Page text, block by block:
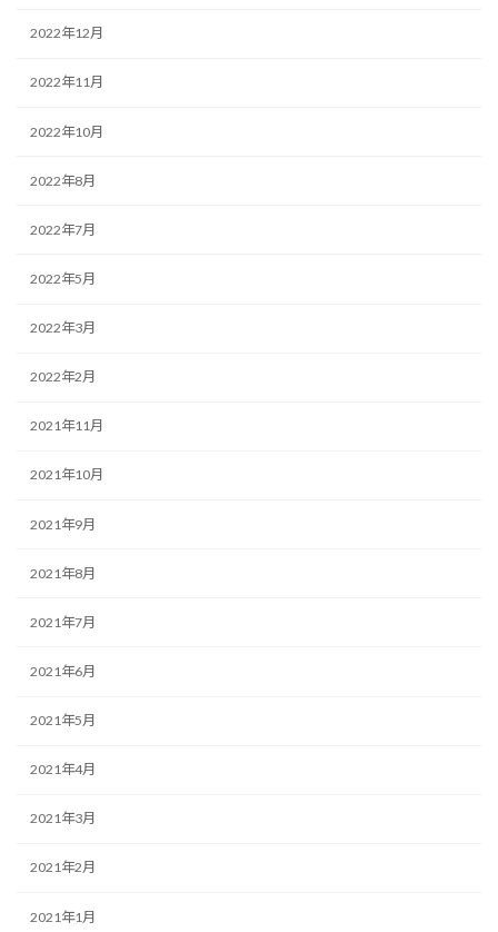
2022年12月
2022年11月
2022年10月
2022年8月
2022年7月
2022年5月
2022年3月
2022年2月
2021年11月
2021年10月
2021年9月
2021年8月
2021年7月
2021年6月
2021年5月
2021年4月
2021年3月
2021年2月
2021年1月